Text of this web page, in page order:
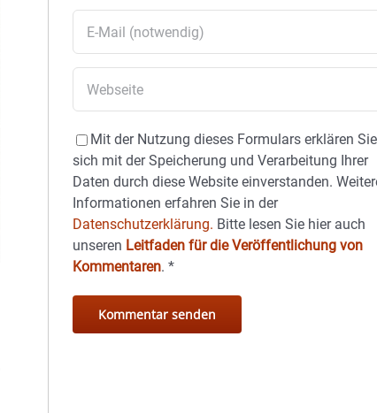
Mit der Nutzung dieses Formulars erklären Sie
sich mit der Speicherung und Verarbeitung Ihrer
Daten durch diese Website einverstanden.
Informationen erfahren Sie in der
Datenschutzerklärung. Bitte lesen Sie hier auch
unseren Leitfaden für die Veröffentlichung von
Kommentaren.*